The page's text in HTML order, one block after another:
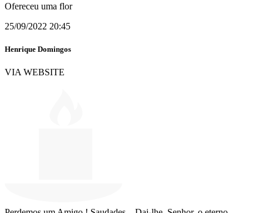
Ofereceu uma flor
25/09/2022 20:45
Henrique Domingos
VIA WEBSITE